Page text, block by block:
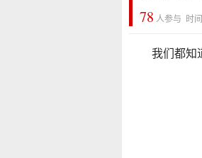
78 人参与 时
我们都知